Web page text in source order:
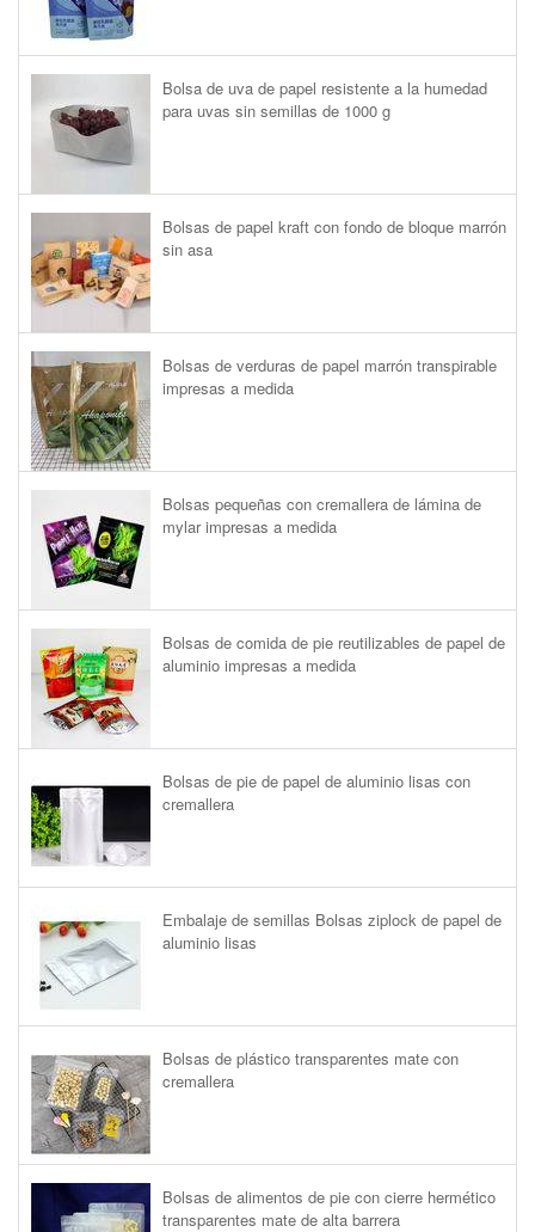
Bolsa de uva de papel resistente a la humedad
para uvas sin semillas de 1000 g
Bolsas de papel kraft con fondo de bloque marrón
sin asa
Bolsas de verduras de papel marrón transpirable
impresas a medida
Bolsas pequeñas con cremallera de lámina de
mylar impresas a medida
Bolsas de comida de pie reutilizables de papel de
aluminio impresas a medida
Bolsas de pie de papel de aluminio lisas con
cremallera
Embalaje de semillas Bolsas ziplock de papel de
aluminio lisas
Bolsas de plástico transparentes mate con
cremallera
Bolsas de alimentos de pie con cierre hermético
transparentes mate de alta barrera